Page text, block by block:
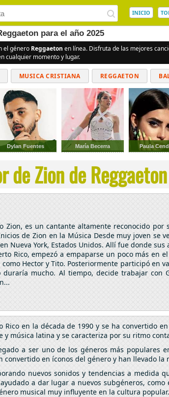
INICIO
para el año 2025
el género Reggaeton en línea. Disfruta de las mejores
cualquier momento y lugar.
MUSICA CRISTIANA REGGAETON
Dylan Fuentes María Becerra Paula
de Zion de
Zion, es un cantante altamente reconocido por
de Zion en la Música Desde muy joven se
Nueva York, Estados Unidos. Allí fue donde
Rico, empezó a empaparse un poco más en
Hector y Tito. Posteriormente participó en
mucho. Al tiempo, decide trabajar con
en la década de 1990 y se ha convertido
música latina y se caracteriza por su ritmo
a ser uno de los géneros más populares
convertido en íconos del género y han llevado
nuevos sonidos y tendencias a medida
a dar lugar a nuevos subgéneros,
musical muy influyente en la cultura popular.